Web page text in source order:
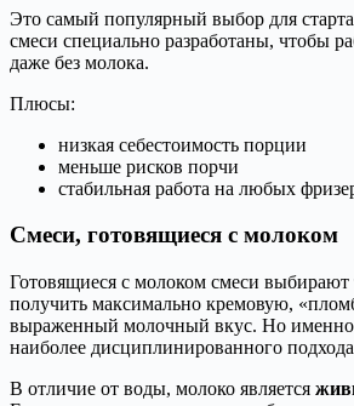
Это самый популярный выбор для
смеси специально разработаны, чтобы
даже без молока.
Плюсы:
низкая себестоимость порции
меньше рисков порчи
стабильная работа на любых
Смеси, готовящиеся с молоком
Готовящиеся с молоком смеси выбирают
получить максимально кремовую,
выраженный молочный вкус. Но именно
наиболее дисциплинированного
В отличие от воды, молоко является